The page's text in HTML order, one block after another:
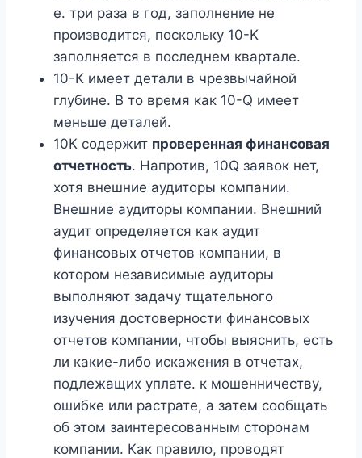
е. три раза в год, заполнение не
производится, поскольку 10-K
заполняется в последнем квартале.
10-K имеет детали в чрезвычайной
глубине. В то время как 10-Q имеет
меньше деталей.
10К содержит проверенная финансовая
отчетность. Напротив, 10Q заявок нет,
хотя внешние аудиторы компании.
Внешние аудиторы компании. Внешний
аудит определяется как аудит
финансовых отчетов компании, в
котором независимые аудиторы
выполняют задачу тщательного
изучения достоверности финансовых
отчетов компании, чтобы выяснить, есть
ли какие-либо искажения в отчетах,
подлежащих уплате. к мошенничеству,
ошибке или растрате, а затем сообщать
об этом заинтересованным сторонам
компании. Как правило, проводят